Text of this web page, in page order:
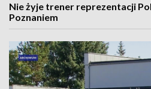
Nie żyje trener reprezentacji
Poznaniem